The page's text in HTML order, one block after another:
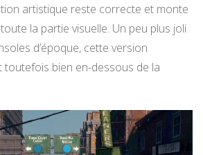
artistique reste correcte et monte
la partie visuelle. Un peu plus joli
d’époque, cette version
toutefois bien en-dessous de la